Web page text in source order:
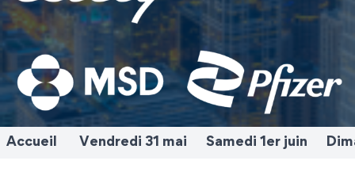
Accueil Vendredi 31 mai Samedi 1er juin